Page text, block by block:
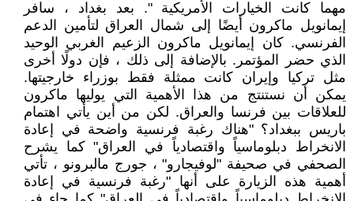
مهما كانت الخيارات الأمريكية ". بعد بغداد ، سافر
إيمانويل ماكرون أيضًا إلى شمال العراق لتأمين الدعم
الفرنسي. كان إيمانويل ماكرون الزعيم الغربي الوحيد
الذي حضر المؤتمر. بالإضافة إلى ذلك ، فإن دولًا أخرى
مثل تركيا وإيران كانت ممثلة فقط بوزراء خارجيتها.
يمكن أن نستنتج من هذا الأهمية التي يوليها ماكرون
للعلاقات بين فرنسا والعراق. لكن من أين يأتي اهتمام
باريس ببغداد؟ "هناك رغبة فرنسية واضحة في إعادة
الانخراط دبلوماسياً واقتصادياً في العراق" كما يشرح
الصحفي في صحيفة "لوفيجارو" ، جورج مالبرونو ، تأتي
أهمية هذه الزيارة على أنها "رغبة فرنسية في إعادة